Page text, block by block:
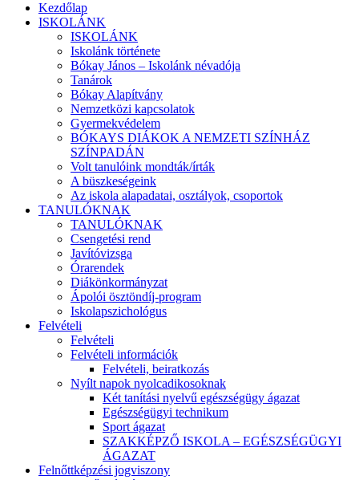
Kezdőlap
ISKOLÁNK
ISKOLÁNK
Iskolánk története
Bókay János – Iskolánk névadója
Tanárok
Bókay Alapítvány
Nemzetközi kapcsolatok
Gyermekvédelem
BÓKAYS DIÁKOK A NEMZETI SZÍNHÁZ
SZÍNPADÁN
Volt tanulóink mondták/írták
A büszkeségeink
Az iskola alapadatai, osztályok, csoportok
TANULÓKNAK
TANULÓKNAK
Csengetési rend
Javítóvizsga
Órarendek
Diákönkormányzat
Ápolói ösztöndíj-program
Iskolapszichológus
Felvételi
Felvételi
Felvételi információk
Felvételi, beiratkozás
Nyílt napok nyolcadikosoknak
Két tanítási nyelvű egészségügy ágazat
Egészségügyi technikum
Sport ágazat
SZAKKÉPZŐ ISKOLA – EGÉSZSÉGÜGYI
ÁGAZAT
Felnőttképzési jogviszony